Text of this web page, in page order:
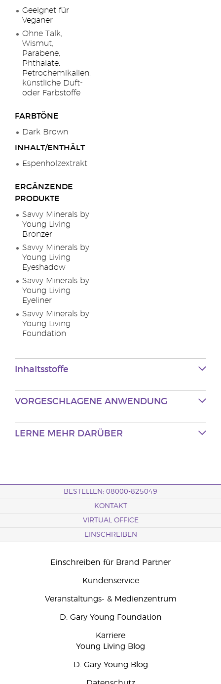
Geeignet für
Veganer
Ohne Talk,
Wismut,
Parabene,
Phthalate,
Petrochemikalien,
künstliche Duft-
oder Farbstoffe
FARBTÖNE
Dark Brown
INHALT/ENTHÄLT
Espenholzextrakt
ERGÄNZENDE
PRODUKTE
Savvy Minerals by
Young Living
Bronzer
Savvy Minerals by
Young Living
Eyeshadow
Savvy Minerals by
Young Living
Eyeliner
Savvy Minerals by
Young Living
Foundation
Inhaltsstoffe
VORGESCHLAGENE ANWENDUNG
LERNE MEHR DARÜBER
BESTELLEN: 08000-825049
KONTAKT
VIRTUAL OFFICE
EINSCHREIBEN
Einschreiben für Brand Partner
Kundenservice
Veranstaltungs- & Medienzentrum
D. Gary Young Foundation
Karriere
Young Living Blog
D. Gary Young Blog